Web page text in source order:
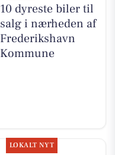
10 dyreste biler til
salg i nærheden af
Frederikshavn
Kommune
LOKALT NYT